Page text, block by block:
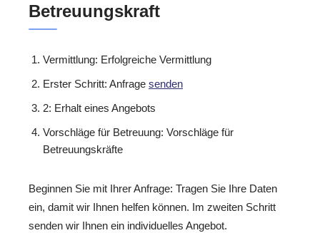
Betreuungskraft
Vermittlung: Erfolgreiche Vermittlung
Erster Schritt: Anfrage senden
2: Erhalt eines Angebots
Vorschläge für Betreuung: Vorschläge für
Betreuungskräfte
Beginnen Sie mit Ihrer Anfrage: Tragen Sie Ihre Daten
ein, damit wir Ihnen helfen können. Im zweiten Schritt
senden wir Ihnen ein individuelles Angebot.